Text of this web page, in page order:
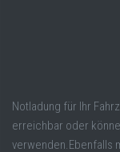
Notladung für Ihr
erreichbar oder
verwenden.Ebenfalls